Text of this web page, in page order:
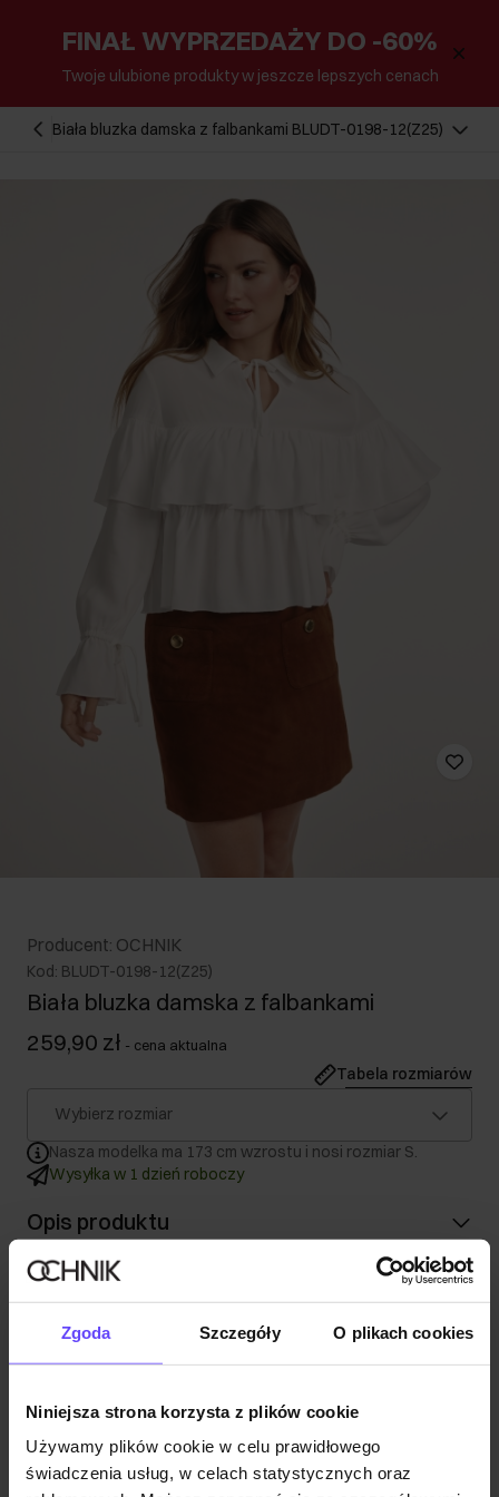
Zgoda Szczegóły O plikach cookies
Niniejsza strona korzysta z plików cookie
Używamy plików cookie w celu prawidłowego
świadczenia usług, w celach statystycznych oraz
FINAŁ WYPRZEDAŻY DO -60%
Twoje ulubione produkty w jeszcze lepszych cenach
Biała bluzka damska z falbankami BLUDT-0198-12(Z25)
Producent: OCHNIK
Kod: BLUDT-0198-12(Z25)
Biała bluzka damska z falbankami
259,90 zł - cena aktualna
Tabela rozmiarów
Wybierz rozmiar
Nasza modelka ma 173 cm wzrostu i nosi rozmiar S.
Wysyłka w 1 dzień roboczy
Opis produktu
Skład
Opinie